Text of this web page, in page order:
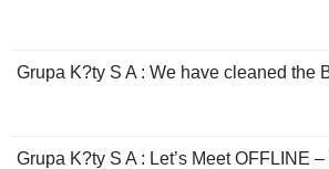
Grupa K?ty S A : We have cleaned the
Grupa K?ty S A : Let’s Meet OFFLINE